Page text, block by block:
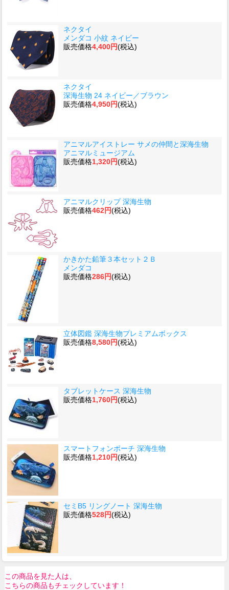
ネクタイ
メンダコ 小紋 ネイビー
販売価格4,400円(税込)
ネクタイ
深海生物 24 ネイビー／ブラウン
販売価格4,950円(税込)
アニマルアイストレー サメの仲間と深海生物
アニマルミュージアム
販売価格1,320円(税込)
アニマルクリップ 深海生物
販売価格462円(税込)
かきかた鉛筆３本セット２Ｂ
メンダコ
販売価格286円(税込)
立体図鑑 深海生物プレミアムボックス
販売価格8,580円(税込)
タブレットケース 深海生物
販売価格1,760円(税込)
スマートフォンポーチ 深海生物
販売価格1,210円(税込)
セミB5 リングノート 深海生物
販売価格528円(税込)
この商品を見た人は、
こちらの商品もチェックしています！